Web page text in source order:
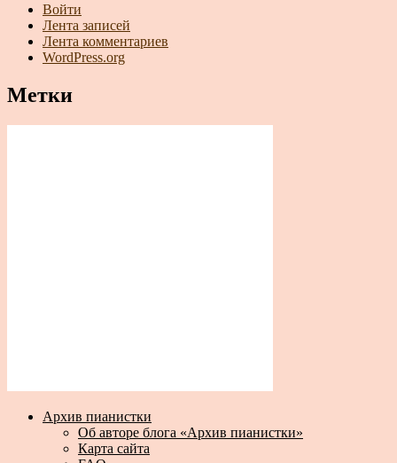
Войти
Лента записей
Лента комментариев
WordPress.org
Метки
Архив пианистки
Об авторе блога «Архив пианистки»
Карта сайта